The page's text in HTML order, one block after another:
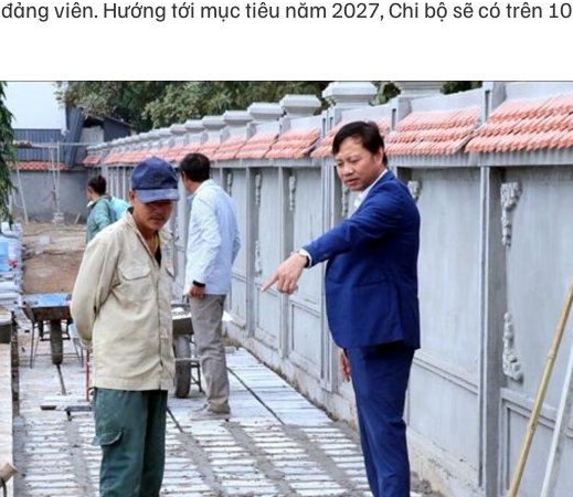
viên. Hướng tới mục tiêu năm 2027, Chi bộ sẽ có trên 10